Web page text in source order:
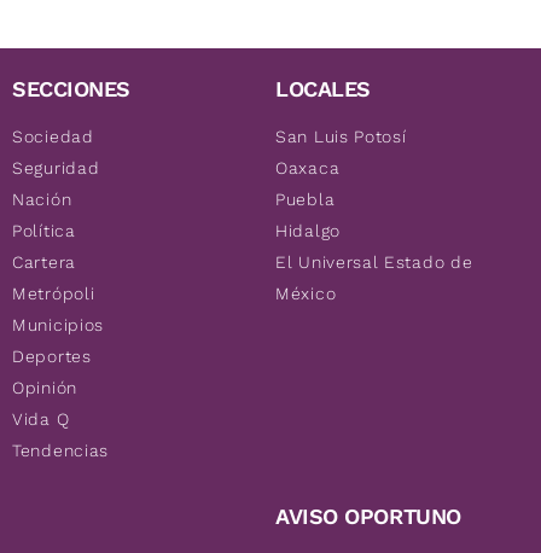
SECCIONES
Sociedad
Seguridad
Nación
Política
Cartera
Metrópoli
Municipios
Deportes
Opinión
Vida Q
Tendencias
LOCALES
San Luis Potosí
Oaxaca
Puebla
Hidalgo
El Universal Estado de
México
AVISO OPORTUNO